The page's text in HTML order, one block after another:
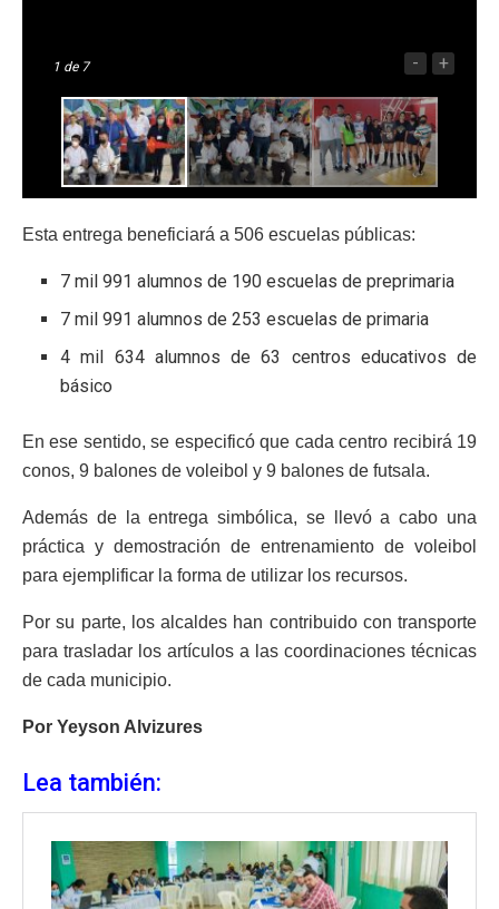
1 de 7 - +
Esta entrega beneficiará a 506 escuelas públicas:
7 mil 991 alumnos de 190 escuelas de preprimaria
7 mil 991 alumnos de 253 escuelas de primaria
4 mil 634 alumnos de 63 centros educativos de
básico
En ese sentido, se especificó que cada centro recibirá 19
conos, 9 balones de voleibol y 9 balones de futsala.
Además de la entrega simbólica, se llevó a cabo una
práctica y demostración de entrenamiento de voleibol
para ejemplificar la forma de utilizar los recursos.
Por su parte, los alcaldes han contribuido con transporte
para trasladar los artículos a las coordinaciones técnicas
de cada municipio.
Por Yeyson Alvizures
Lea también: